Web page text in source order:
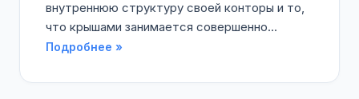
внутреннюю структуру своей конторы и то,
что крышами занимается совершенно...
Подробнее »